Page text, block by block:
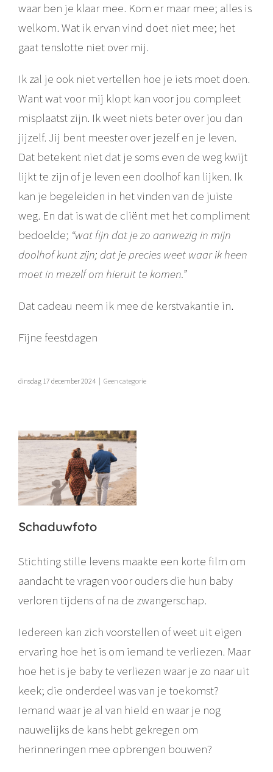
waar ben je klaar mee. Kom er maar mee; alles is
welkom. Wat ik ervan vind doet niet mee; het
gaat tenslotte niet over mij.
Ik zal je ook niet vertellen hoe je iets moet doen.
Want wat voor mij klopt kan voor jou compleet
misplaatst zijn. Ik weet niets beter over jou dan
jijzelf. Jij bent meester over jezelf en je leven.
Dat betekent niet dat je soms even de weg kwijt
lijkt te zijn of je leven een doolhof kan lijken. Ik
kan je begeleiden in het vinden van de juiste
weg. En dat is wat de cliënt met het compliment
bedoelde; “wat fijn dat je zo aanwezig in mijn
doolhof kunt zijn; dat je precies weet waar ik heen
moet in mezelf om hieruit te komen.”
Dat cadeau neem ik mee de kerstvakantie in.
Fijne feestdagen
dinsdag 17 december 2024 | Geen categorie
Schaduwfoto
Stichting stille levens maakte een korte film om
aandacht te vragen voor ouders die hun baby
verloren tijdens of na de zwangerschap.
Iedereen kan zich voorstellen of weet uit eigen
ervaring hoe het is om iemand te verliezen. Maar
hoe het is je baby te verliezen waar je zo naar uit
keek; die onderdeel was van je toekomst?
Iemand waar je al van hield en waar je nog
nauwelijks de kans hebt gekregen om
herinneringen mee opbrengen bouwen?